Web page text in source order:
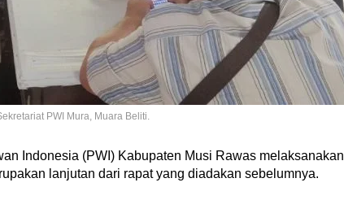
PWI Mura, Muara Beliti.
Indonesia (PWI) Kabupaten Musi Rawas melaksanakan
lanjutan dari rapat yang diadakan sebelumnya.